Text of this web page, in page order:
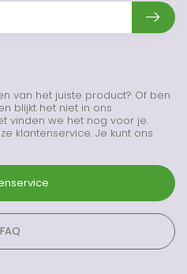
van het juiste product? Of ben
blijkt het niet in ons
vinden we het nog voor je.
klantenservice. Je kunt ons
FAQ